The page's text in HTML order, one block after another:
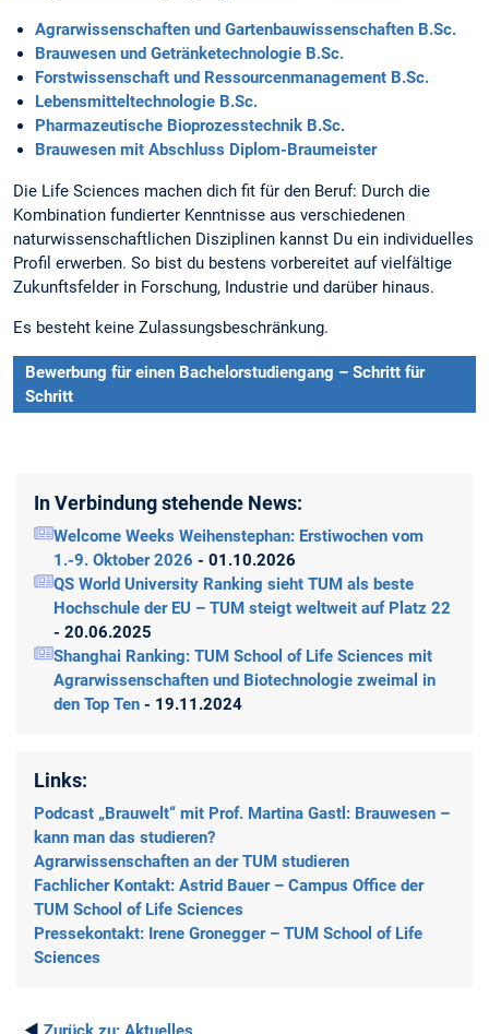
Agrarwissenschaften und Gartenbauwissenschaften B.Sc.
Brauwesen und Getränketechnologie B.Sc.
Forstwissenschaft und Ressourcenmanagement B.Sc.
Lebensmitteltechnologie B.Sc.
Pharmazeutische Bioprozesstechnik B.Sc.
Brauwesen mit Abschluss Diplom-Braumeister
Die Life Sciences machen dich fit für den Beruf: Durch die
Kombination fundierter Kenntnisse aus verschiedenen
naturwissenschaftlichen Disziplinen kannst Du ein individuelles
Profil erwerben. So bist du bestens vorbereitet auf vielfältige
Zukunftsfelder in Forschung, Industrie und darüber hinaus.
Es besteht keine Zulassungsbeschränkung.
Bewerbung für einen Bachelorstudiengang – Schritt für
Schritt
In Verbindung stehende News:
Welcome Weeks Weihenstephan: Erstiwochen vom
1.-9. Oktober 2026 - 01.10.2026
QS World University Ranking sieht TUM als beste
Hochschule der EU – TUM steigt weltweit auf Platz 22
- 20.06.2025
Shanghai Ranking: TUM School of Life Sciences mit
Agrarwissenschaften und Biotechnologie zweimal in
den Top Ten - 19.11.2024
Links:
Podcast „Brauwelt“ mit Prof. Martina Gastl: Brauwesen –
kann man das studieren?
Agrarwissenschaften an der TUM studieren
Fachlicher Kontakt: Astrid Bauer – Campus Office der
TUM School of Life Sciences
Pressekontakt: Irene Gronegger – TUM School of Life
Sciences